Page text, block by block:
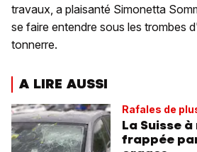
travaux, a plaisanté Simonetta
se faire entendre sous les trombes
tonnerre.
A LIRE AUSSI
Rafales de
La Suisse
frappée